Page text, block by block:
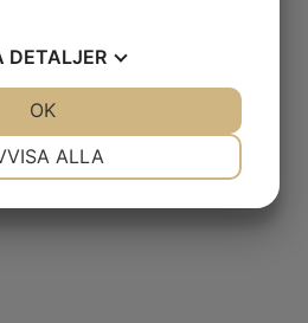
DETALJER
ALLA
OK